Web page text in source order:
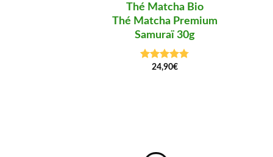
Thé Matcha Bio
Thé Matcha Premium
Samuraï 30g
Note4.75
24,90€